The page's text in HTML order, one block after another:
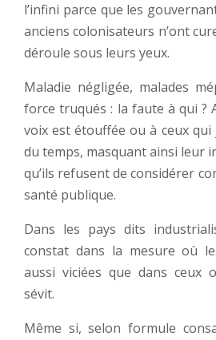
l’infini parce que les
anciens colonisateurs n’ont
déroule sous leurs yeux.
Maladie négligée, malades
force truqués : la faute à qui ?
voix est étouffée ou à ceux
du temps, masquant ainsi leur
qu’ils refusent de considérer
santé publique.
Dans les pays dits
constat dans la mesure où
aussi viciées que dans ceux
sévit.
Même si, selon formule